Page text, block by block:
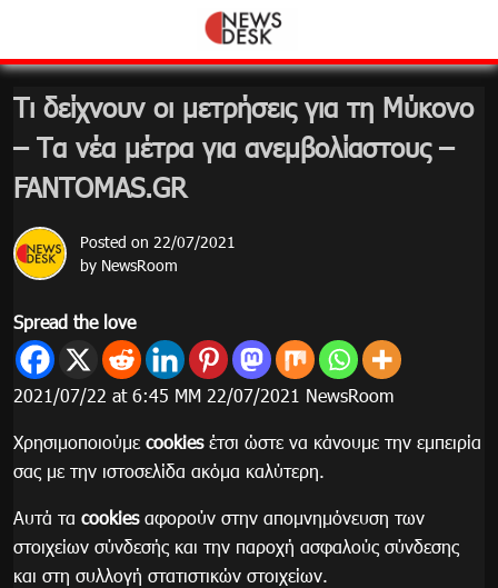
content
Τι δείχνουν οι μετρήσεις για τη Μύκονο
– Τα νέα μέτρα για ανεμβολίαστους –
FANTOMAS.GR
Posted on 22/07/2021
by NewsRoom
Spread the love
2021/07/22 at 6:45 ΜΜ 22/07/2021 NewsRoom
Χρησιμοποιούμε cookiesέτσι ώστε να κάνουμε την εμπειρία
σας με την ιστοσελίδα ακόμα καλύτερη.
Αυτά τα cookiesαφορούν στην απομνημόνευση των
στοιχείων σύνδεσής και την παροχή ασφαλούς σύνδεσης
και στη συλλογή στατιστικών στοιχείων.